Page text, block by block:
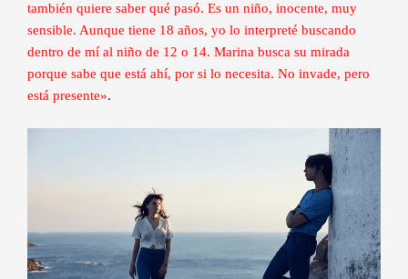
también quiere saber qué pasó. Es un niño, inocente, muy
sensible. Aunque tiene 18 años, yo lo interpreté buscando
dentro de mí al niño de 12 o 14. Marina busca su mirada
porque sabe que está ahí, por si lo necesita. No invade, pero
está presente».